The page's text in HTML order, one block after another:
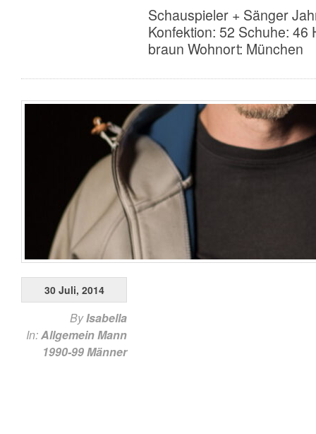
Schauspieler + Sänger
Konfektion: 52 Schuhe:
braun Wohnort: München
30 Juli, 2014
ByIsabella
In:AllgemeinMann
1990-99Männer